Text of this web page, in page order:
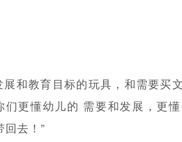
和教育目标的玩具，和需要买
更懂幼儿的 需要和发展，更
去！”